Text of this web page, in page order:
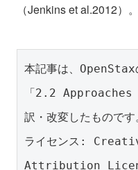
（Jenkins et al.2012）。
本記事は、
「2.2 Approaches
訳・改変したものです
ライセンス:
Attribution